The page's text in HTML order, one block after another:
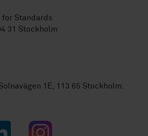
Standards
31 Stockholm
1E, 113 65 Stockholm.
Instagram